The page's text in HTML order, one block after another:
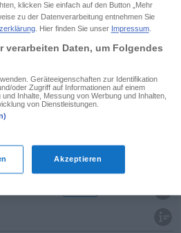
klicken Sie einfach auf den Button „Mehr
zu der Datenverarbeitung entnehmen Sie
. Hier finden Sie unser Impressum.
verarbeiten Daten, um Folgendes
Geräteeigenschaften zur Identifikation
oder Zugriff auf Informationen auf einem
Inhalte, Messung von Werbung und Inhalten,
von Dienstleistungen.
Akzeptieren